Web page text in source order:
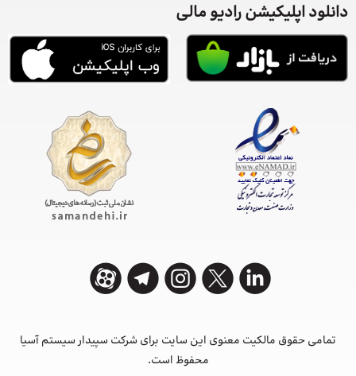
دانلود اپلیکیشن رادیو مالی
تمامی حقوق مالکیت معنوی این ‌سایت برای شرکت سپیدار سیستم آسیا
محفوظ است.